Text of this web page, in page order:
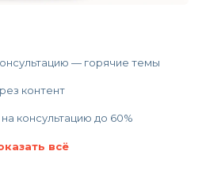
— горячие темы
контент
консультацию до 60%
диагностику
всё